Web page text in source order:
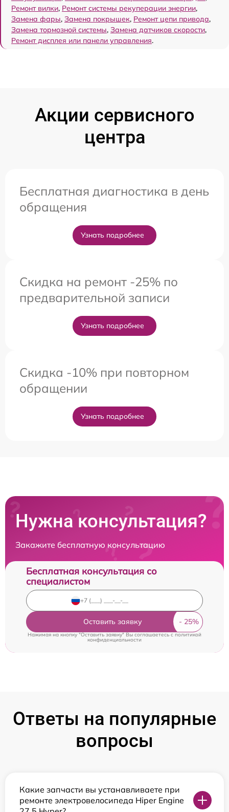
Ремонт вилки, Ремонт системы рекуперации энергии,
Замена фары, Замена покрышек, Ремонт цепи привода,
Замена тормозной системы, Замена датчиков скорости,
Ремонт дисплея или панели управления.
Акции сервисного
центра
Бесплатная диагностика в день
обращения
Узнать подробнее
Скидка на ремонт -25% по
предварительной записи
Узнать подробнее
Скидка -10% при повторном
обращении
Узнать подробнее
Нужна консультация?
Закажите бесплатную консультацию
Бесплатная консультация со
специалистом
Оставить заявку
Нажимая на кнопку "Оставить заявку" Вы соглашаетесь cполитикой
конфиденциальности
Ответы на популярные
вопросы
Какие запчасти вы устанавливаете при
ремонте электровелосипеда Hiper Engine